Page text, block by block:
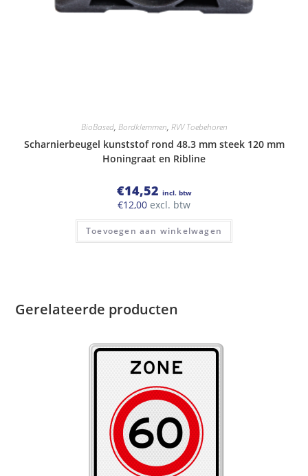
BioBased, Bordklemmen, RVV Toebehoren
Scharnierbeugel kunststof rond 48.3 mm steek 120 mm
Honingraat en Ribline
€14,52 incl. btw
€12,00 excl. btw
Toevoegen aan winkelwagen
Gerelateerde producten